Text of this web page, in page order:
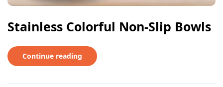
Stainless Colorful Non-Slip Bowls
Continue reading